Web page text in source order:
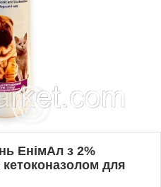
ЕнімАл з 2%
для